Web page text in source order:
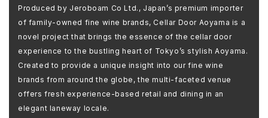
Produced by Jeroboam Co Ltd., Japan’s premium importer
of family-owned fine wine brands, Cellar Door Aoyama is a
novel project that brings the essence of the cellar door
experience to the bustling heart of Tokyo’s stylish Aoyama.
Created to provide a unique insight into our fine wine
brands from around the globe, the multi-faceted venue
offers fresh experience-based retail and dining in an
elegant laneway locale.